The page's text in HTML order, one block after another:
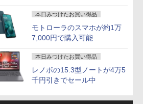
本日みつけたお買い得品
モトローラのスマホが約1万
7,000円で購入可能
本日みつけたお買い得品
レノボの15.3型ノートが4万5
千円引きでセール中